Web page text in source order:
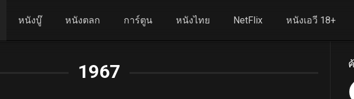
หนังบู๊ หนังตลก การ์ตูน หนังไทย NetFlix หนังเอวี 18+
1967